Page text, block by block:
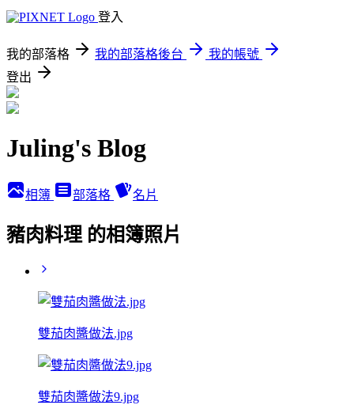
登入
我的部落格 我的部落格後台
我的帳號
登出
Juling's Blog
相簿 部落格 名片
豬肉料理 的相簿照片
雙茄肉醬做法.jpg
雙茄肉醬做法9.jpg